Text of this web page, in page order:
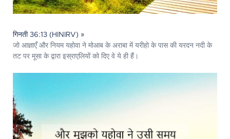
गिनती 36:13 (HINIRV) »
जो आज्ञाएँ और नियम यहोवा ने मोआब के अराबा में यरीहो के पास की यरदन नदी के
तट पर मूसा के द्वारा इस्राएलियों को दिए वे ये ही हैं।